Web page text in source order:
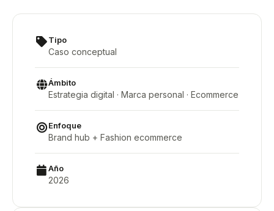
Tipo
Caso conceptual
Ámbito
Estrategia digital · Marca personal · Ecommerce
Enfoque
Brand hub + Fashion ecommerce
Año
2026